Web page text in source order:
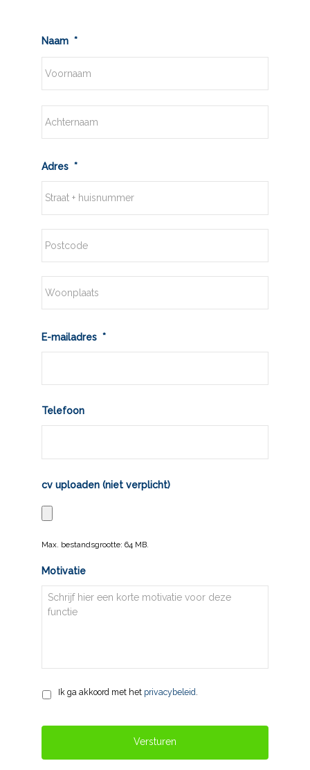
Naam *
Voornaam
Adres *
Straat
huisnummer
Postcode
E-mailadres *
Telefoon
cv uploaden (niet verplicht)
Max. bestandsgrootte: 64 MB.
Motivatie
Privacy *
Ik ga akkoord met het privacybeleid.